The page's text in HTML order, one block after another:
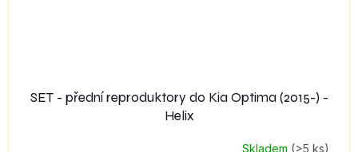
SET - přední reproduktory do Kia Optima (2015-) -
Helix
Skladem (>5 ks)